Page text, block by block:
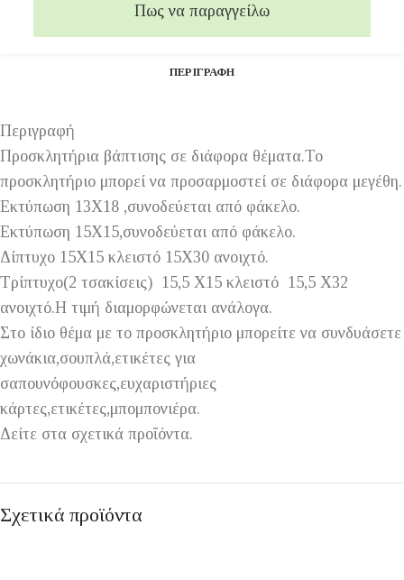
Πως να παραγγείλω
ΠΕΡΙΓΡΑΦΉ
Περιγραφή
Προσκλητήρια βάπτισης σε διάφορα θέματα.Το
προσκλητήριο μπορεί να προσαρμοστεί σε διάφορα μεγέθη.
Εκτύπωση 13Χ18 ,συνοδεύεται από φάκελο.
Εκτύπωση 15Χ15,συνοδεύεται από φάκελο.
Δίπτυχο 15Χ15 κλειστό 15Χ30 ανοιχτό.
Τρίπτυχο(2 τσακίσεις) 15,5 Χ15 κλειστό 15,5 Χ32
ανοιχτό.Η τιμή διαμορφώνεται ανάλογα.
Στο ίδιο θέμα με το προσκλητήριο μπορείτε να συνδυάσετε
χωνάκια,σουπλά,ετικέτες για
σαπουνόφουσκες,ευχαριστήριες
κάρτες,ετικέτες,μπομπονιέρα.
Δείτε στα σχετικά προΐόντα.
Σχετικά προϊόντα